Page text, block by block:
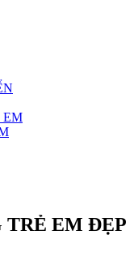
EM
TRẺ EM ĐẸP